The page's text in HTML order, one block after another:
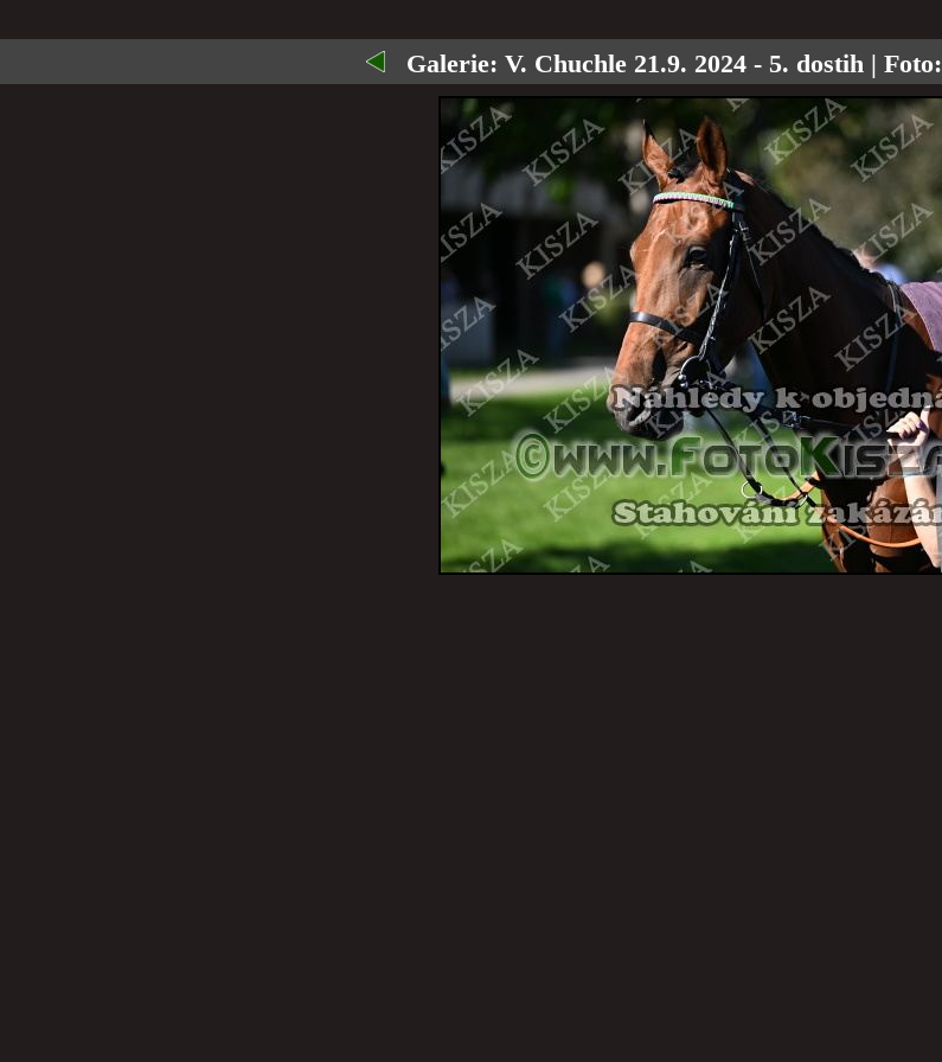
Galerie: V. Chuchle 21.9. 2024 - 5. dostih| Foto: